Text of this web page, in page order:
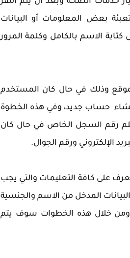
بعض المعلومات أو البيانات
الاسم بالكامل وكلمة المرور
وذلك في حال كان المستخدم
حساب جديد، وفي هذه الخطوة
رقم السجل الخاص في حال كان
الإلكتروني ورقم الجوال.
على كافة التعليمات والتي يجب
المدخل من الاسم والجنسية
ومن خلال هذه الخطوات سوف يتم